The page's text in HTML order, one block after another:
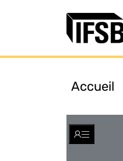
Accueil
Toggle